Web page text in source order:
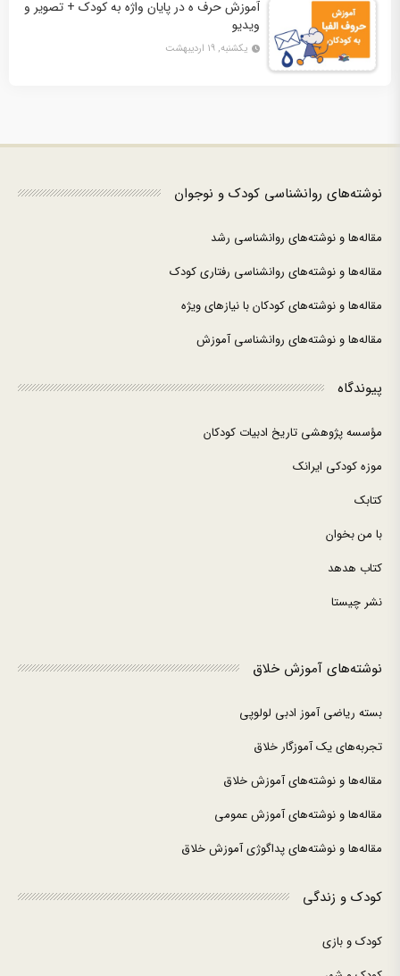
آموزش حرف ه در پایان واژه به کودک + تصویر و
ویدیو
یکشنبه, ۱۹ اردیبهشت
نوشته‌های روانشناسی کودک و نوجوان
مقاله‌ها و نوشته‌های روانشناسی رشد
مقاله‌ها و نوشته‌های روانشناسی رفتاری کودک
مقاله‌ها و نوشته‌های کودکان با نیازهای ویژه
مقاله‌ها و نوشته‌های روانشناسی آموزش
پیوندگاه
مؤسسه پژوهشی تاریخ ادبیات کودکان
موزه کودکی ایرانک
کتابک
با من بخوان
کتاب هدهد
نشر چیستا
نوشته‌های آموزش خلاق
بسته ریاضی آموز ادبی لولوپی
تجربه‌های یک آموزگار خلاق
مقاله‌ها و نوشته‌های آموزش خلاق
مقاله‌ها و نوشته‌های آموزش عمومی
مقاله‌ها و نوشته‌های پداگوژی آموزش خلاق
کودک و زندگی
کودک و بازی